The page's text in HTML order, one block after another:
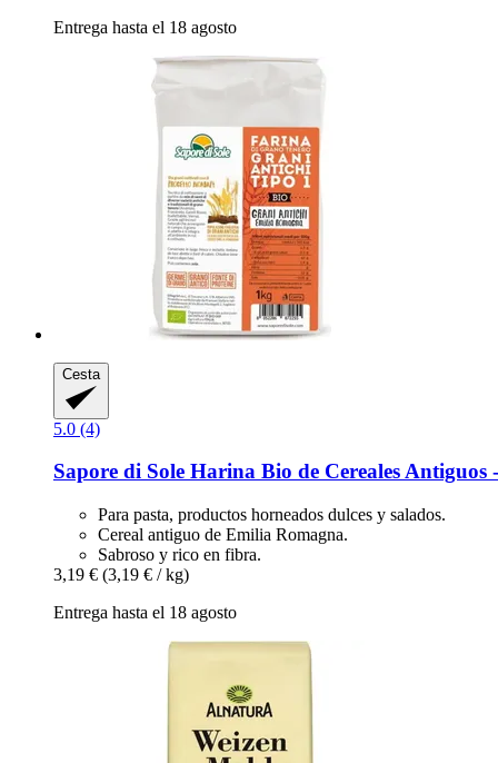
Entrega hasta el 18 agosto
Cesta
5.0 (4)
Sapore di Sole Harina Bio de Cereales Antiguos
Para pasta, productos horneados dulces y salados.
Cereal antiguo de Emilia Romagna.
Sabroso y rico en fibra.
3,19 € (3,19 € / kg)
Entrega hasta el 18 agosto